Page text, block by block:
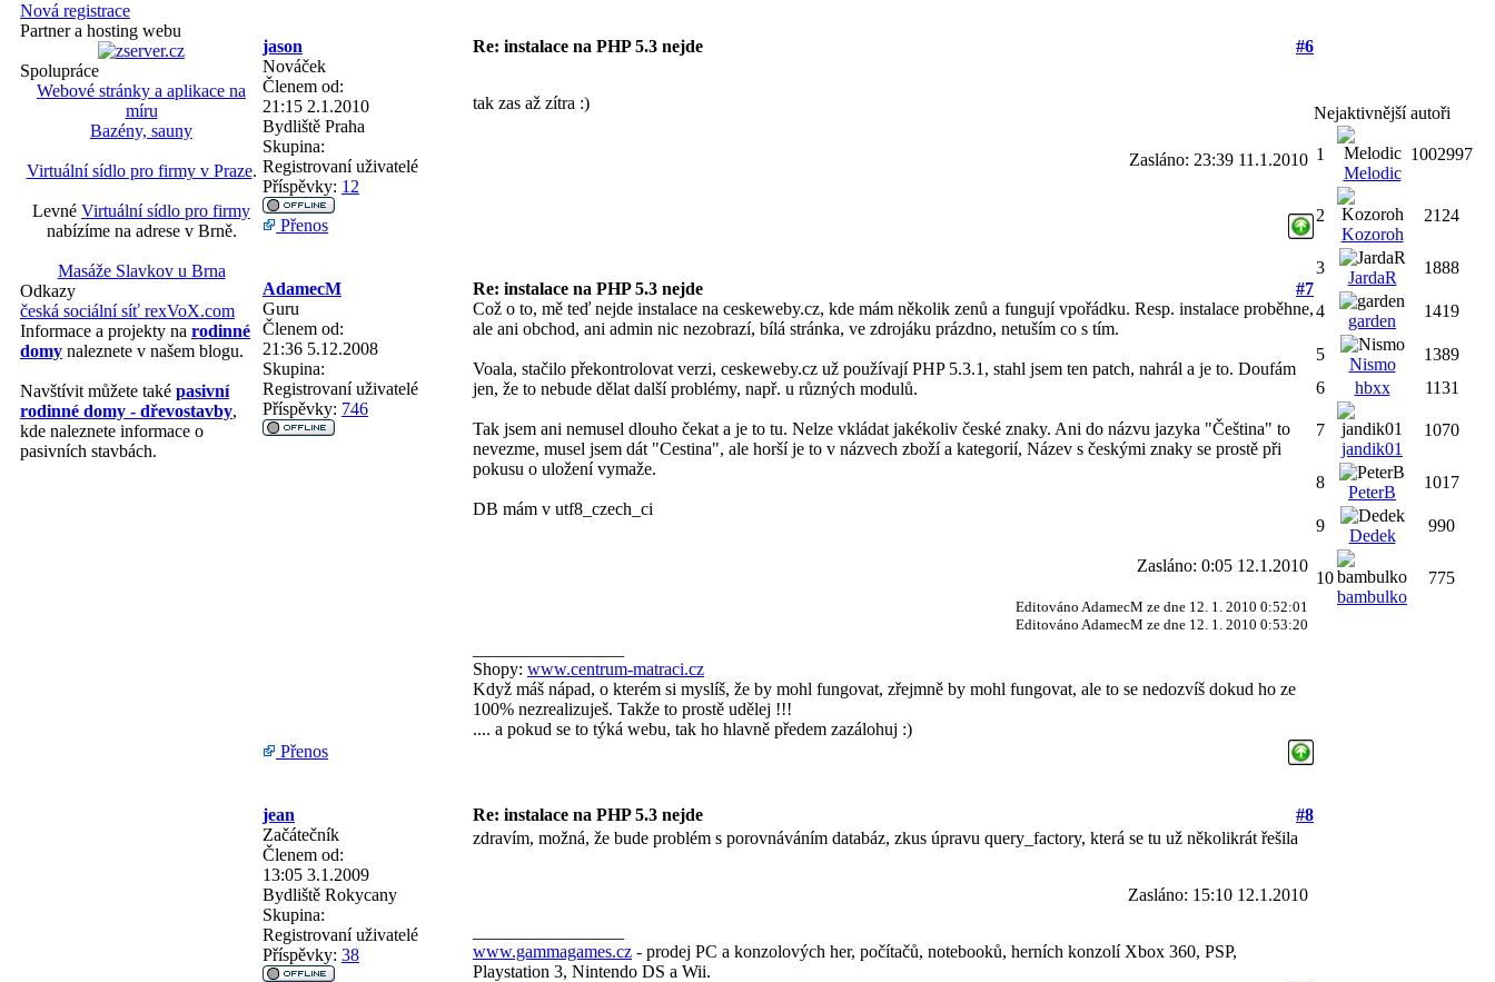
Nová registrace
Partner a hosting webu
Spolupráce
Webové stránky a aplikace na
míru
Bazény, sauny
Virtuální sídlo pro firmy v Praze.
Levné Virtuální sídlo pro firmy
nabízíme na adrese v Brně.
Masáže Slavkov u Brna
Odkazy
česká sociální síť rexVoX.com
Informace a projekty na rodinné
domy naleznete v našem blogu.
Navštívit můžete také pasivní
rodinné domy - dřevostavby,
kde naleznete informace o
pasivních stavbách.
jason Re: instalace na PHP 5.3 nejde
#6
Nováček
Členem od:
21:15 2.1.2010
Bydliště Praha
Skupina:
Registrovaní uživatelé
Příspěvky: 12
tak zas až zítra :)
Zasláno: 23:39 11.1.2010
Přenos
AdamecM Re: instalace na PHP 5.3 nejde
#7
Guru
Členem od:
21:36 5.12.2008
Skupina:
Registrovaní uživatelé
Příspěvky: 746
Což o to, mě teď nejde instalace na ceskeweby.cz, kde mám několik zenů a fungují vpořádku. Resp. instalace proběhne,
ale ani obchod, ani admin nic nezobrazí, bílá stránka, ve zdrojáku prázdno, netuším co s tím.
Voala, stačilo překontrolovat verzi, ceskeweby.cz už používají PHP 5.3.1, stahl jsem ten patch, nahrál a je to. Doufám
jen, že to nebude dělat další problémy, např. u různých modulů.
Tak jsem ani nemusel dlouho čekat a je to tu. Nelze vkládat jakékoliv české znaky. Ani do názvu jazyka "Čeština" to
nevezme, musel jsem dát "Cestina", ale horší je to v názvech zboží a kategorií, Název s českými znaky se prostě při
pokusu o uložení vymaže.
DB mám v utf8_czech_ci
Zasláno: 0:05 12.1.2010
Editováno AdamecM ze dne 12. 1. 2010 0:52:01
Editováno AdamecM ze dne 12. 1. 2010 0:53:20
Shopy: www.centrum-matraci.cz
Když máš nápad, o kterém si myslíš, že by mohl fungovat, zřejmně by mohl fungovat, ale to se nedozvíš dokud ho ze
100% nezrealizuješ. Takže to prostě udělej !!!
.... a pokud se to týká webu, tak ho hlavně předem zazálohuj :)
Přenos
jean Re: instalace na PHP 5.3 nejde
#8
Začátečník
Členem od:
13:05 3.1.2009
Bydliště Rokycany
Skupina:
Registrovaní uživatelé
Příspěvky: 38
zdravím, možná, že bude problém s porovnáváním databáz, zkus úpravu query_factory, která se tu už několikrát řešila
Zasláno: 15:10 12.1.2010
www.gammagames.cz - prodej PC a konzolových her, počítačů, notebooků, herních konzolí Xbox 360, PSP,
Playstation 3, Nintendo DS a Wii.
Nejaktivnější autoři
1
Melodic
1002997
2
Kozoroh
2124
3
JardaR
1888
4
garden
1419
5
Nismo
1389
6
hbxx 1131
7
jandik01
1070
8
PeterB
1017
9
Dedek
990
10
bambulko
775